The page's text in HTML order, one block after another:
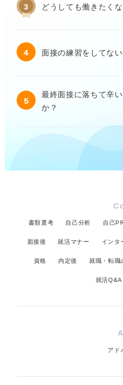
3 どうしても働きたく
4 面接の練習をしてな
5
最終面接に落ちて辛
か？
書類選考 自己分析 自己
面接後 就活マナー インタ
資格 内定後 就職・転職
就活Q&A
アド